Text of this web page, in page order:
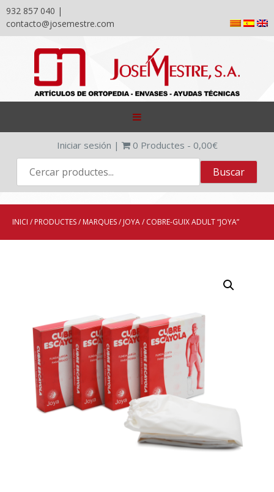
932 857 040 |
contacto@josemestre.com
content
Iniciar sesión | 0 Productes - 0,00€
INICI / PRODUCTES/ MARQUES/ JOYA/ COBRE-GUIX ADULT “JOYA”